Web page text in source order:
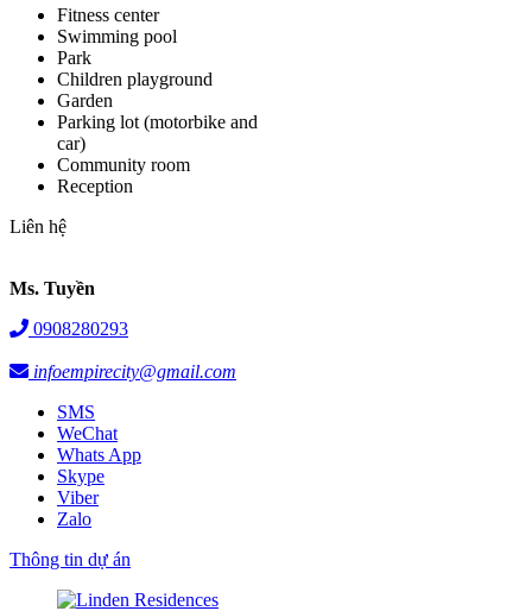
Fitness center
Swimming pool
Park
Children playground
Garden
Parking lot (motorbike and
car)
Community room
Reception
Liên hệ
Ms. Tuyền
0908280293
infoempirecity@gmail.com
SMS
WeChat
Whats App
Skype
Viber
Zalo
Thông tin dự án